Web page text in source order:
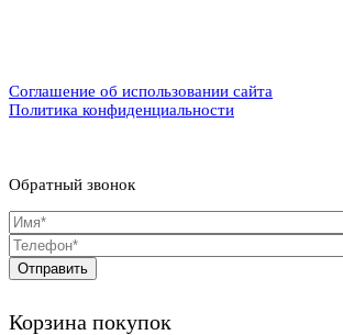
Соглашение об использовании сайта
Политика конфиденциальности
Обратный звонок
Корзина покупок